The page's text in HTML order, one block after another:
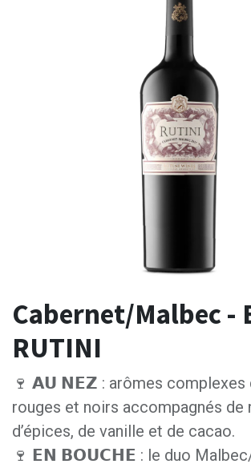
Cabernet/Malbec -
RUTINI
🍷 𝗔𝗨 𝗡𝗘𝗭 : arômes complexes
rouges et noirs accompagnés de
d’épices, de vanille et de cacao.
🍷 𝗘𝗡 𝗕𝗢𝗨𝗖𝗛𝗘 : le duo